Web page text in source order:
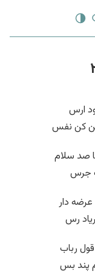
ارس
کن نفس
صد سلام
جرس
دار
رس
رباب
پند بس